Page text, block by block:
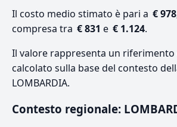
Il costo medio stimato è pari a € 978
compresa tra € 831 e € 1.124.
Il valore rappresenta un
calcolato sulla base del contesto
LOMBARDIA.
Contesto regionale: